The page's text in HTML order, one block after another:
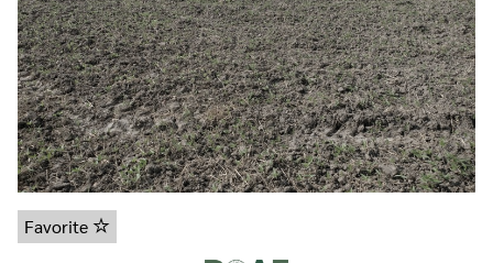
Favorite